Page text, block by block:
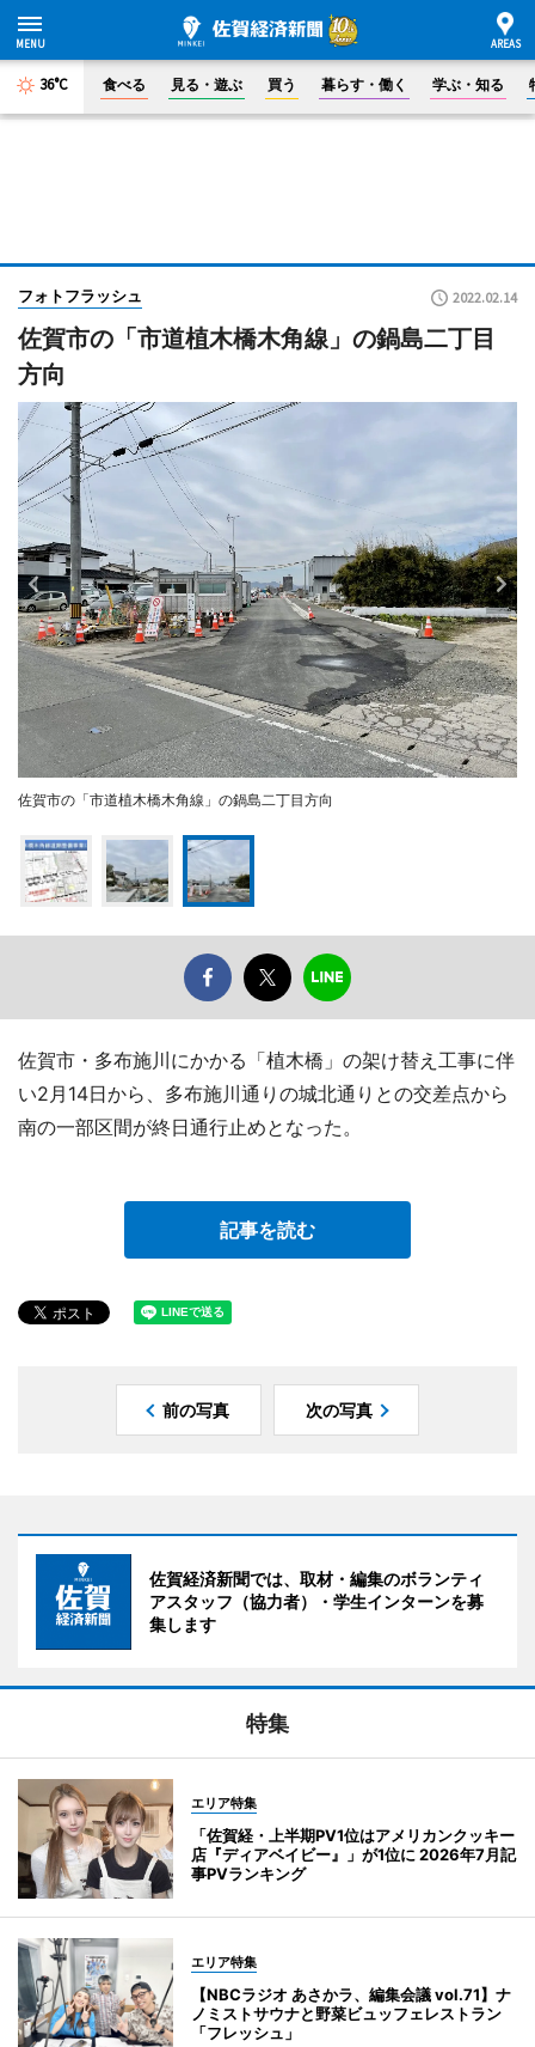
36°C 食べる 見る・遊ぶ 買う 暮らす・働く 学ぶ・知る
フォトフラッシュ 2022.02.14
佐賀市の「市道植木橋木角線」の鍋島二丁目
方向
佐賀市の「市道植木橋木角線」の鍋島二丁目方向
佐賀市・多布施川にかかる「植木橋」の架け替え工事に伴
い2月14日から、多布施川通りの城北通りとの交差点から
南の一部区間が終日通行止めとなった。
記事を読む
前の写真 次の写真
佐賀経済新聞では、取材・編集のボランティ
アスタッフ（協力者）・学生インターンを募
集します
特集
エリア特集
「佐賀経・上半期PV1位はアメリカンクッキー
店『ディアベイビー』」が1位に 2026年7月記
事PVランキング
エリア特集
【NBCラジオ あさかラ、編集会議 vol.71】ナ
ノミストサウナと野菜ビュッフェレストラン
「フレッシュ」